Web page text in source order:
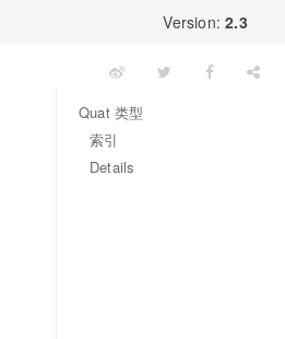
Quat 类型
索引
Details
Version:2.3